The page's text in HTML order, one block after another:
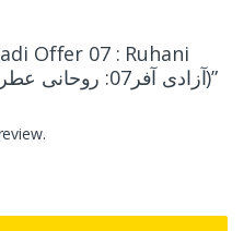
Offer 07 : Ruhani
Attar-e-Taskheer (آزادی آفر07: روحانی عطر تسخیر)”